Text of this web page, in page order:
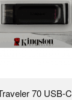
70 USB-C